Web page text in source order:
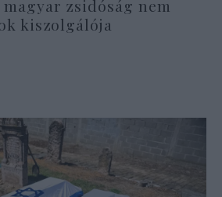
magyar zsidóság nem
kiszolgálója